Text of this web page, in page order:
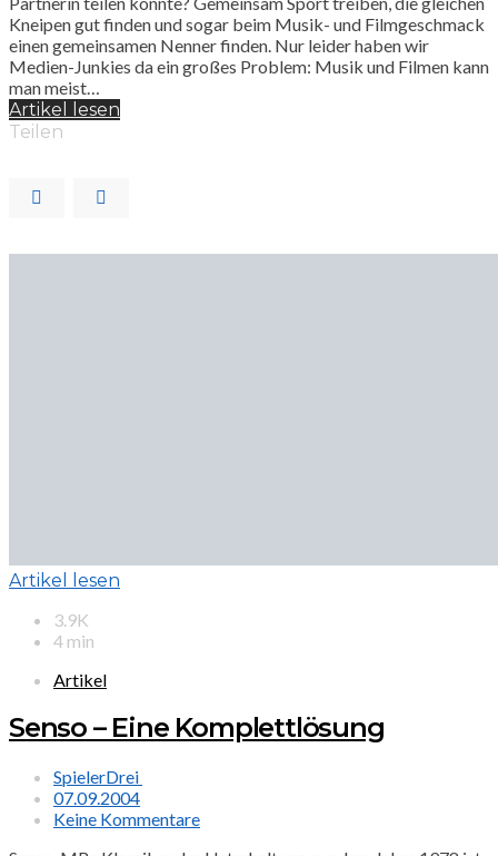
Kneipen gut finden und sogar beim Musik- und Filmgeschmack
einen gemeinsamen Nenner finden. Nur leider haben wir
Medien-Junkies da ein großes Problem: Musik und Filmen kann
man meist…
Artikel lesen
Teilen
Artikel lesen
3.9K
4 min
Artikel
Senso – Eine Komplettlösung
SpielerDrei
07.09.2004
Keine Kommentare